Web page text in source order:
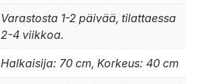
Varastosta 1-2 päivää, tilattaessa
2-4 viikkoa.
Halkaisija: 70 cm, Korkeus: 40 cm